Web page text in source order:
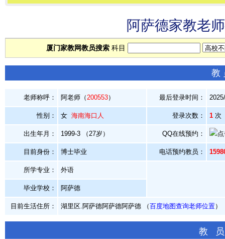
阿萨德家教老
厦门家教网教员搜索科目
教
老师称呼： 阿老师（200553） 最后登录时间：
性别： 女 海南海口人 登录次数： 1 次
出生年月： 1999-3 （27岁） QQ在线预约：
目前身份： 博士毕业 电话预约教员：
所学专业： 外语
毕业学校： 阿萨德
目前生活住所： 湖里区.阿萨德阿萨德阿萨德 （百度地图查询老师位置）
教